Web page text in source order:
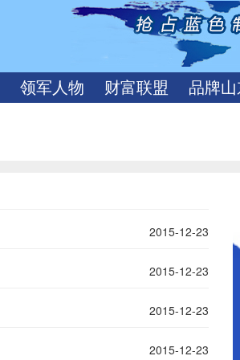
领军人物 财富联盟 品牌
2015-12-23
2015-12-23
2015-12-23
2015-12-23